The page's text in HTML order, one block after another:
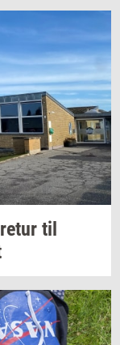
retur til